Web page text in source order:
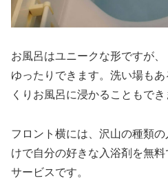
お風呂はユニークな形ですが
ゆったりできます。洗い場も
くりお風呂に浸かることもでき
フロント横には、沢山の種類
けで自分の好きな入浴剤を無
サービスです。